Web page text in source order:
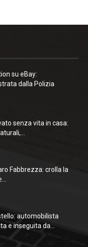
su eBay:
dalla Polizia
senza vita in casa:
Fabbrezza: crolla la
automobilista
e inseguita da...